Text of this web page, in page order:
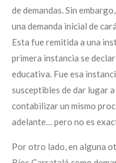
de demandas. Sin
una demanda inicial de
Esta fue remitida a una
primera instancia se
educativa. Fue esa
susceptibles de dar lugar
contabilizar un mismo
adelante… pero no es
Por otro lado, en alguna